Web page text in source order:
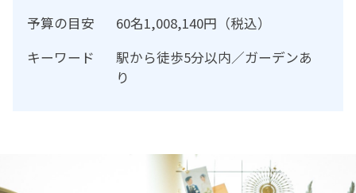
予算の目安
60名1,008,140円（税込）
キーワード
駅から徒歩5分以内／ガーデンあ
り